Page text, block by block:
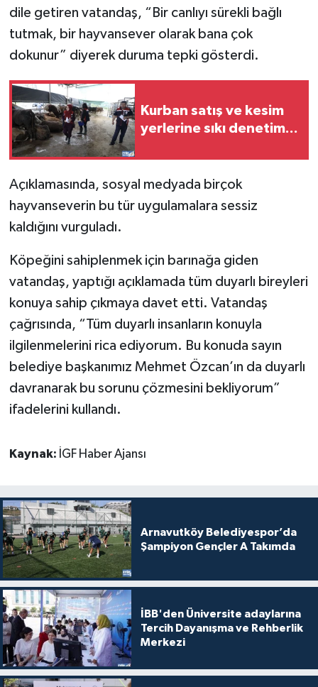
dile getiren vatandaş, “Bir canlıyı sürekli bağlı
tutmak, bir hayvansever olarak bana çok
dokunur” diyerek duruma tepki gösterdi.
Kurban satış ve kesim
yerlerine sıkı denetim...
Açıklamasında, sosyal medyada birçok
hayvanseverin bu tür uygulamalara sessiz
kaldığını vurguladı.
Köpeğini sahiplenmek için barınağa giden
vatandaş, yaptığı açıklamada tüm duyarlı bireyleri
konuya sahip çıkmaya davet etti. Vatandaş
çağrısında, “Tüm duyarlı insanların konuyla
ilgilenmelerini rica ediyorum. Bu konuda sayın
belediye başkanımız Mehmet Özcan’ın da duyarlı
davranarak bu sorunu çözmesini bekliyorum”
ifadelerini kullandı.
Kaynak: İGF Haber Ajansı
Arnavutköy Belediyespor’da
Şampiyon Gençler A Takımda
İBB'den Üniversite adaylarına
Tercih Dayanışma ve Rehberlik
Merkezi